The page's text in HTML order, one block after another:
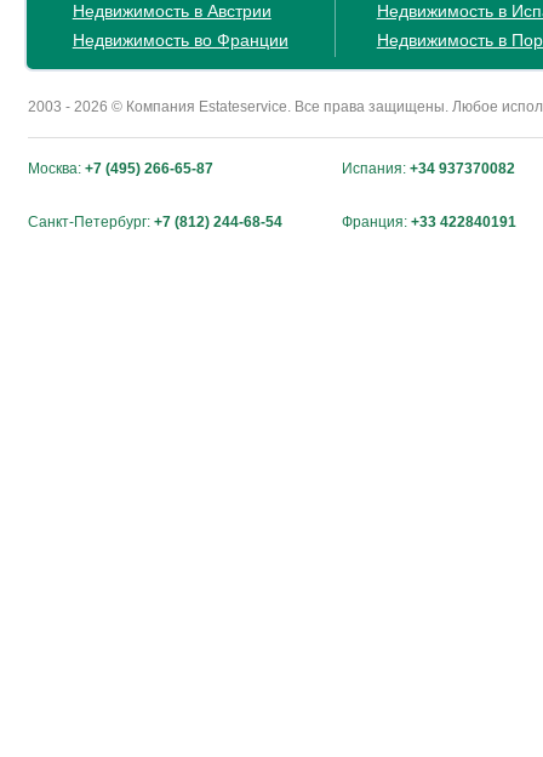
Недвижимость в Австрии
Недвижимость во Франции
Недвижимость в
Недвижимость в
2003 - 2026 © Компания Estateservice. Все права защищены. Любое
Москва: +7 (495) 266-65-87 Испания: +34 937370082
Санкт-Петербург: +7 (812) 244-68-54 Франция: +33 422840191